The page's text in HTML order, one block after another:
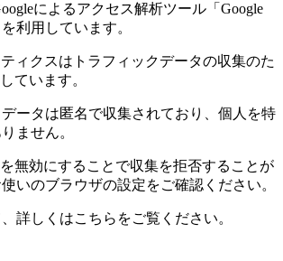
によるアクセス解析ツール「 Google
利用しています。
ィクスはトラフィックデータの収集のた
ています。
ータは匿名で収集されており、個人を特
ません。
を無効にすることで収集を拒否することが
いのブラウザの設定をご確認ください。
詳しくはこちらをご覧ください。